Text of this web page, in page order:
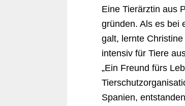
Eine Tierärztin aus
gründen. Als es bei
galt, lernte
intensiv für Tiere
„Ein Freund fürs
Spanien,